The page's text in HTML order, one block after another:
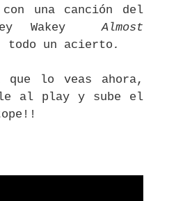
una canción del
Wakey
Almost
todo un acierto .
que lo veas ahora,
al play y sube el